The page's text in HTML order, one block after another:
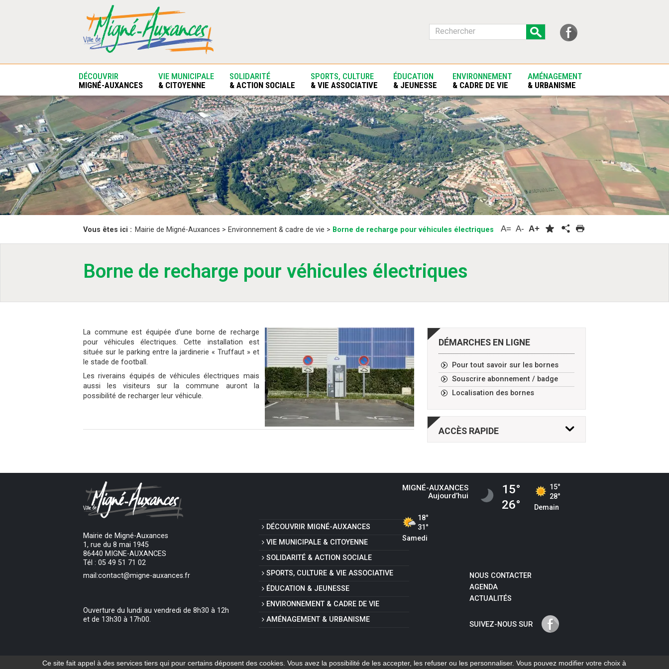
DÉCOUVRIR
MIGNÉ-AUXANCES
VIE MUNICIPALE
& CITOYENNE
SOLIDARITÉ
& ACTION SOCIALE
SPORTS, CULTURE
& VIE ASSOCIATIVE
ÉDUCATION
& JEUNESSE
ENVIRONNEMENT
& CADRE DE VIE
AMÉNAGEMENT
& URBANISME
Vous êtes ici : Mairie de Migné-Auxances > Environnement & cadre de vie > Borne de recharge pour véhicules électriques A= A- A+
Borne de recharge pour véhicules électriques
La commune est équipée d’une borne de recharge
pour véhicules électriques. Cette installation est
située sur le parking entre la jardinerie « Truffaut » et
le stade de football.
Les riverains équipés de véhicules électriques mais
aussi les visiteurs sur la commune auront la
possibilité de recharger leur véhicule.
DÉMARCHES EN LIGNE
Pour tout savoir sur les bornes
Souscrire abonnement / badge
Localisation des bornes
ACCÈS RAPIDE
DROITS ET
DÉMARCHES
EN LIGNE
PAIEMENT
EN LIGNE
SCOLAIRES
NOUS
CONTACTER
Mairie de Migné-Auxances
1, rue du 8 mai 1945
86440 MIGNE-AUXANCES
Tél : 05 49 51 71 02
mail:contact@migne-auxances.fr
Ouverture du lundi au vendredi de 8h30 à 12h
et de 13h30 à 17h00.
DÉCOUVRIRMIGNÉ-AUXANCES
VIE MUNICIPALE& CITOYENNE
SOLIDARITÉ& ACTION SOCIALE
SPORTS, CULTURE& VIE ASSOCIATIVE
ÉDUCATION & JEUNESSE
ENVIRONNEMENT& CADRE DE VIE
AMÉNAGEMENT & URBANISME
MIGNÉ-AUXANCES
Aujourd’hui
15°
26°
15°
28°
Demain
18°
31°
Samedi
NOUS CONTACTER
AGENDA
ACTUALITÉS
SUIVEZ-NOUS SUR
Ce site fait appel à des services tiers qui pour certains déposent des cookies. Vous avez la possibilité de les accepter, les refuser ou les personnaliser. Vous pouvez modifier votre choix à